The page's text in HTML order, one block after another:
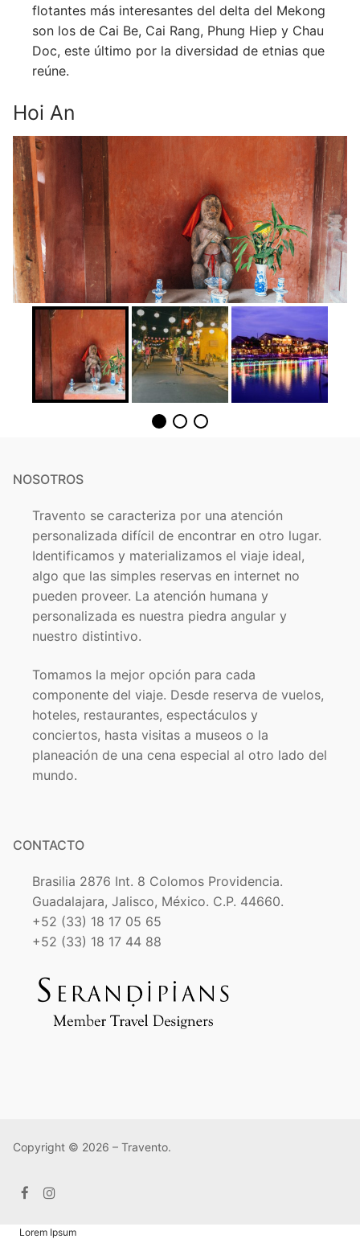
flotantes más interesantes del delta del Mekong
son los de Cai Be, Cai Rang, Phung Hiep y Chau
Doc, este último por la diversidad de etnias que
reúne.
Hoi An
NOSOTROS
Travento se caracteriza por una atención
personalizada difícil de encontrar en otro lugar.
Identificamos y materializamos el viaje ideal,
algo que las simples reservas en internet no
pueden proveer. La atención humana y
personalizada es nuestra piedra angular y
nuestro distintivo.
Tomamos la mejor opción para cada
componente del viaje. Desde reserva de vuelos,
hoteles, restaurantes, espectáculos y
conciertos, hasta visitas a museos o la
planeación de una cena especial al otro lado del
mundo.
CONTACTO
Brasilia 2876 Int. 8 Colomos Providencia.
Guadalajara, Jalisco, México. C.P. 44660.
+52 (33) 18 17 05 65
+52 (33) 18 17 44 88
Copyright © 2026 – Travento.
Lorem Ipsum